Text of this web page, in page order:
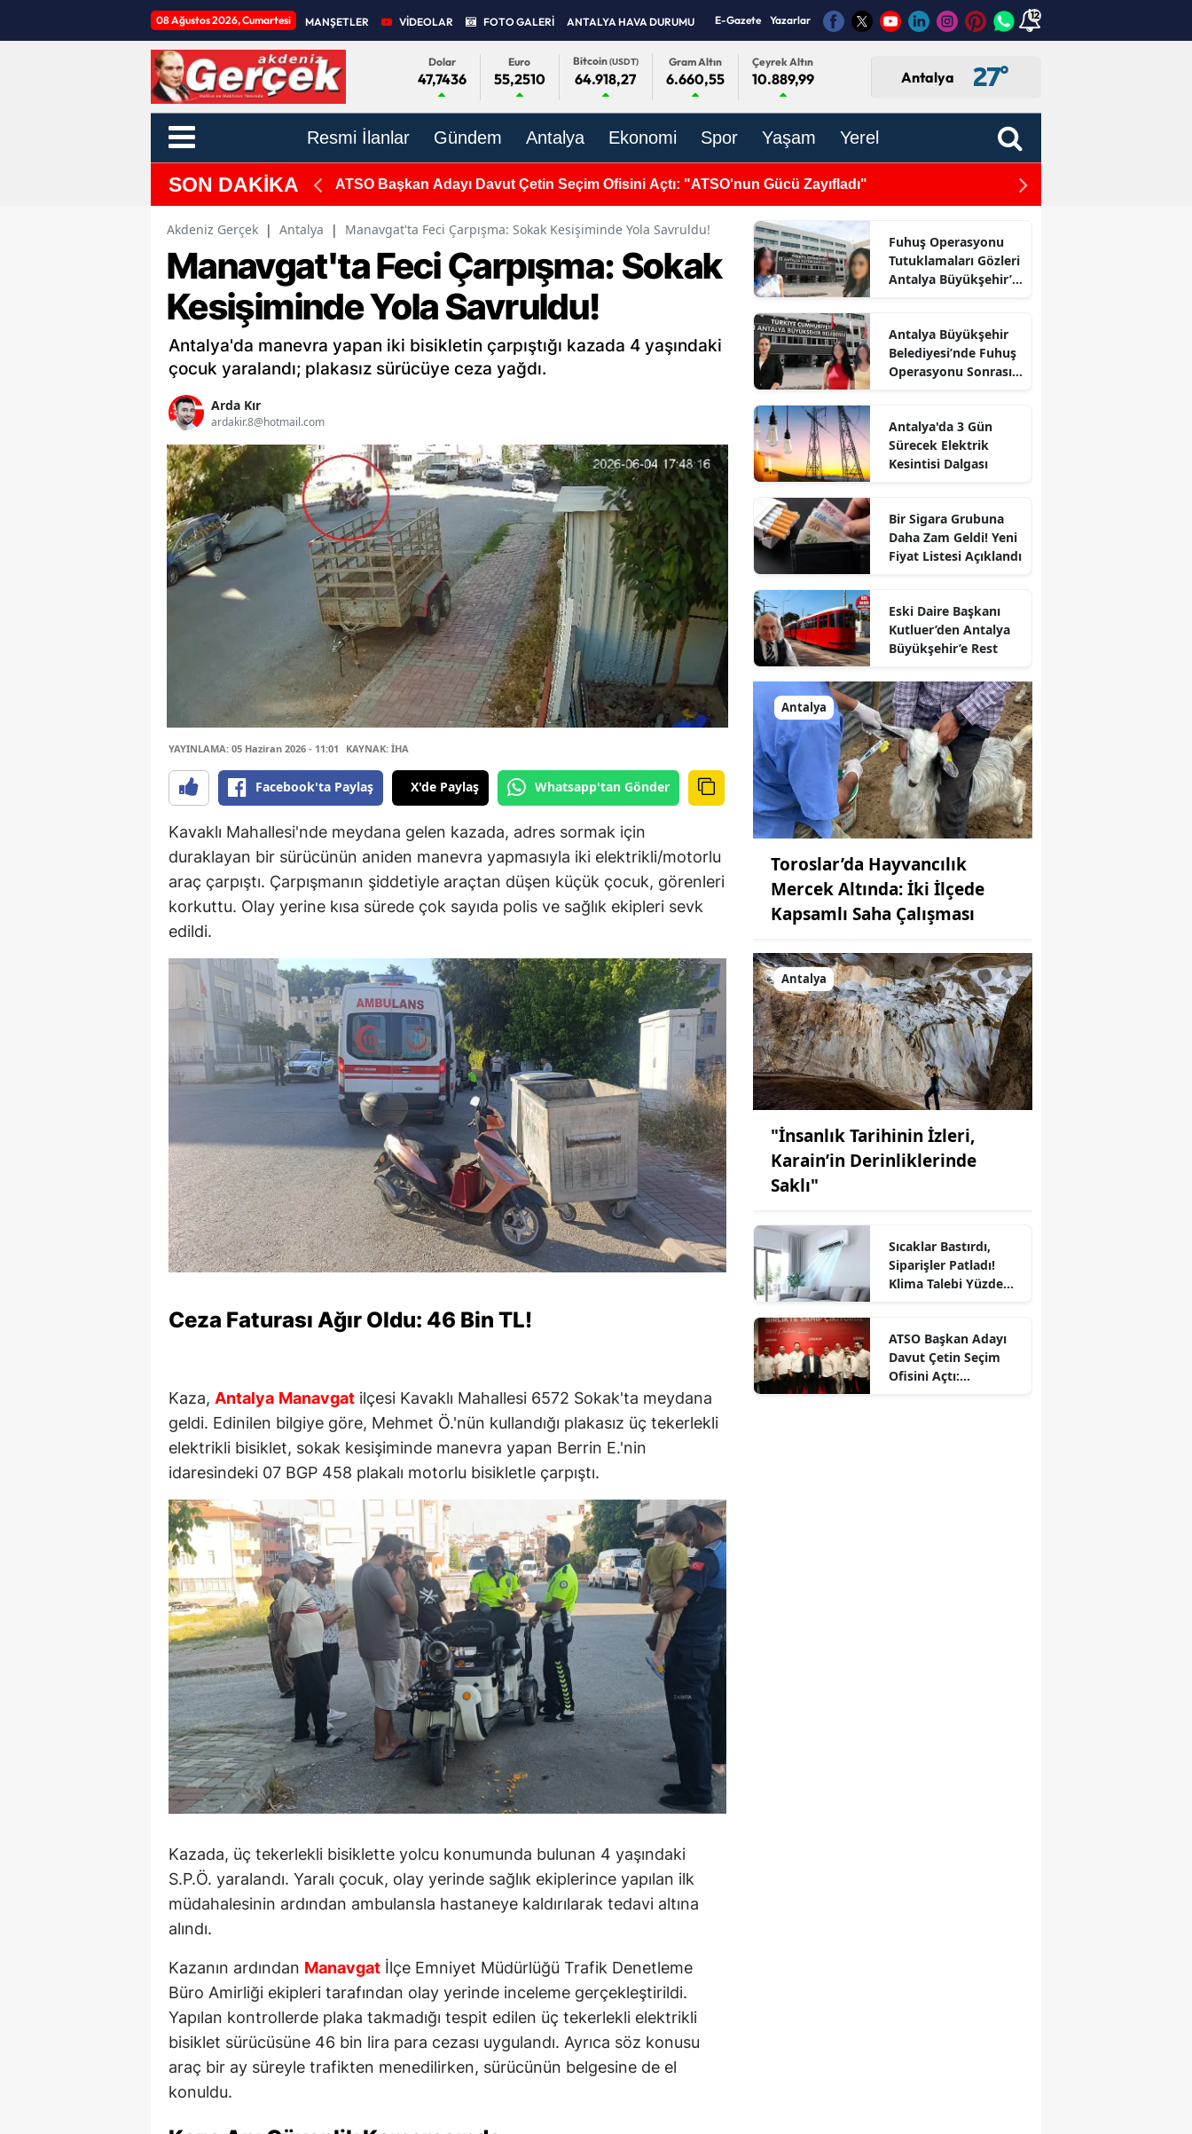
08 Ağustos 2026, Cumartesi MANŞETLER VİDEOLAR FOTO GALERİ ANTALYA HAVA DURUMU E-Gazete Yazarlar 12
Dolar
47,7436
Euro
55,2510
Bitcoin(USDT)
64.918,27
Gram Altın
6.660,55
Çeyrek Altın
10.889,99 Antalya 27°
Resmi İlanlar Gündem Antalya Ekonomi Spor Yaşam Yerel
SON DAKİKA
Gücü Zayıfladı" Muratpaşa'da Dengeler Değişti: 34 Üyenin 10’u Yeni Parti’de! Antalyaspor'a Yeni
Akdeniz Gerçek | Antalya | Manavgat'ta Feci Çarpışma: Sokak Kesişiminde Yola Savruldu!
Manavgat'ta Feci Çarpışma: Sokak
Kesişiminde Yola Savruldu!
Antalya'da manevra yapan iki bisikletin çarpıştığı kazada 4 yaşındaki
çocuk yaralandı; plakasız sürücüye ceza yağdı.
Arda Kır
ardakir.8@hotmail.com
YAYINLAMA: 05 Haziran 2026 - 11:01 KAYNAK: İHA
Facebook'ta Paylaş X'de Paylaş Whatsapp'tan Gönder
Kavaklı Mahallesi'nde meydana gelen kazada, adres sormak için
duraklayan bir sürücünün aniden manevra yapmasıyla iki elektrikli/motorlu
araç çarpıştı. Çarpışmanın şiddetiyle araçtan düşen küçük çocuk, görenleri
korkuttu. Olay yerine kısa sürede çok sayıda polis ve sağlık ekipleri sevk
edildi.
Ceza Faturası Ağır Oldu: 46 Bin TL!
Kaza, Antalya Manavgat ilçesi Kavaklı Mahallesi 6572 Sokak'ta meydana
geldi. Edinilen bilgiye göre, Mehmet Ö.'nün kullandığı plakasız üç tekerlekli
elektrikli bisiklet, sokak kesişiminde manevra yapan Berrin E.'nin
idaresindeki 07 BGP 458 plakalı motorlu bisikletle çarpıştı.
Kazada, üç tekerlekli bisiklette yolcu konumunda bulunan 4 yaşındaki
S.P.Ö. yaralandı. Yaralı çocuk, olay yerinde sağlık ekiplerince yapılan ilk
müdahalesinin ardından ambulansla hastaneye kaldırılarak tedavi altına
alındı.
Kazanın ardından Manavgat İlçe Emniyet Müdürlüğü Trafik Denetleme
Büro Amirliği ekipleri tarafından olay yerinde inceleme gerçekleştirildi.
Yapılan kontrollerde plaka takmadığı tespit edilen üç tekerlekli elektrikli
bisiklet sürücüsüne 46 bin lira para cezası uygulandı. Ayrıca söz konusu
araç bir ay süreyle trafikten menedilirken, sürücünün belgesine de el
konuldu.
Fuhuş Operasyonu
Tutuklamaları Gözleri
Antalya Büyükşehir’e
Antalya Büyükşehir
Belediyesi’nde Fuhuş
Operasyonu Sonrası
Antalya'da 3 Gün
Sürecek Elektrik
Kesintisi Dalgası
Bir Sigara Grubuna
Daha Zam Geldi! Yeni
Fiyat Listesi Açıklandı
Eski Daire Başkanı
Kutluer’den Antalya
Büyükşehir’e Rest
Antalya
Toroslar’da Hayvancılık
Mercek Altında: İki İlçede
Kapsamlı Saha Çalışması
Antalya
"İnsanlık Tarihinin İzleri,
Karain’in Derinliklerinde
Saklı"
Sıcaklar Bastırdı,
Siparişler Patladı!
Klima Talebi Yüzde
ATSO Başkan Adayı
Davut Çetin Seçim
Ofisini Açtı: